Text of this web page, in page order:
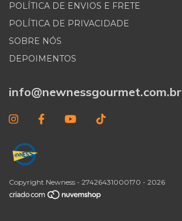
POLÍTICA DE ENVIOS E FRETE
POLÍTICA DE PRIVACIDADE
SOBRE NÓS
DEPOIMENTOS
info@newnessgourmet.com.br
Copyright Newness - 27426431000170 - 2026